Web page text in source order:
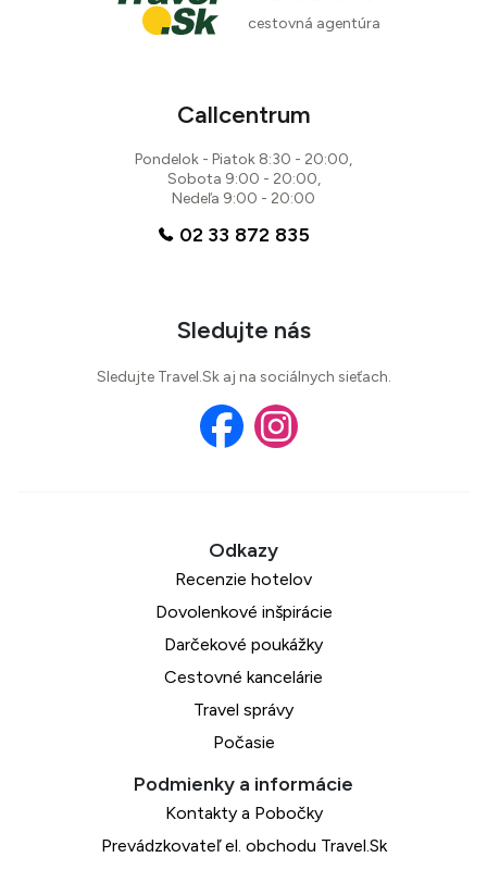
cestovná agentúra
Callcentrum
Pondelok - Piatok 8:30 - 20:00,
Sobota 9:00 - 20:00,
Nedeľa 9:00 - 20:00
02 33 872 835
Sledujte nás
Sledujte Travel.Sk aj na sociálnych sieťach.
Recenzie hotelov
Dovolenkové inšpirácie
Darčekové poukážky
Cestovné kancelárie
Travel správy
Počasie
Kontakty a Pobočky
Prevádzkovateľ el. obchodu Travel.Sk